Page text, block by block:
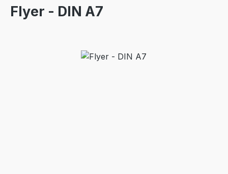
Flyer - DIN A7
Bildergalerie überspringen